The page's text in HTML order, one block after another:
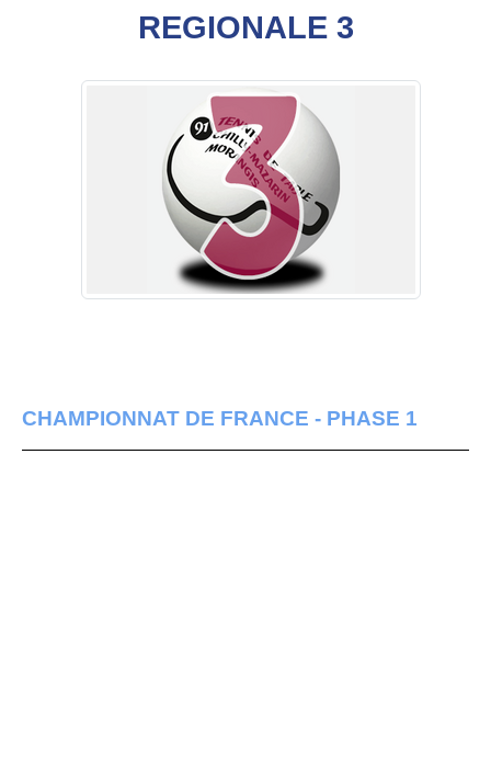
REGIONALE 3
CHAMPIONNAT DE FRANCE - PHASE 1